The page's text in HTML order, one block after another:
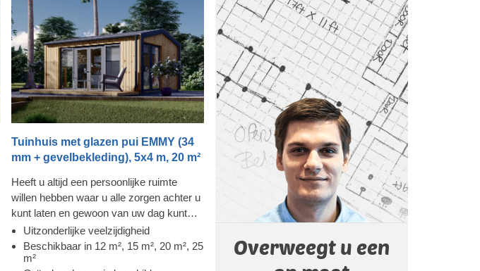
neerslag. Als u de voorkeur geeft aan
onze standaardversie, dan wordt deze hut
ook geleverd met wanden met een dikte
van 44 mm.
Tuinhuis met glazen pui EMMY (34
mm + gevelbekleding), 5x4 m, 20 m²
Heeft u altijd een persoonlijke ruimte
willen hebben waar u alle zorgen achter u
kunt laten en gewoon van uw dag kunt
genieten? Een van onze nieuwste houten
huismodellen EMMY, beschikbaar in 4
verschillende afmetingen (12 m², 15 m²,
Uitzonderlijke veelzijdigheid
Beschikbaar in 12 m², 15 m², 20 m², 25
m²
Overweegt u een